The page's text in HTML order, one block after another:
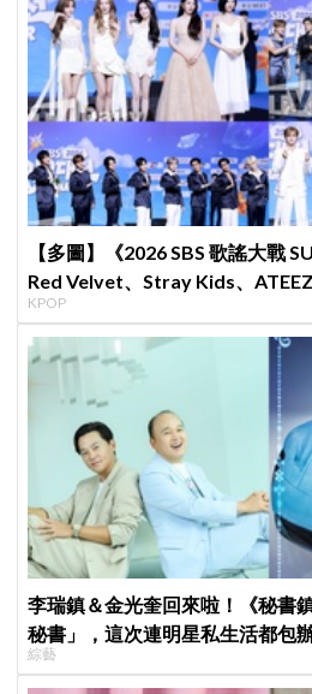
【多圖】《2026 SBS 歌謠大戰
Red Velvet、Stray Kids、
KPOP
李瑞鎮＆金光奎回來啦！《秘書
秘書」，這次連明星私生活都包
綜藝